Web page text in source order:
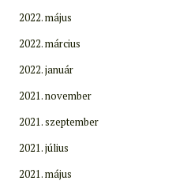
2022. május
2022. március
2022. január
2021. november
2021. szeptember
2021. július
2021. május